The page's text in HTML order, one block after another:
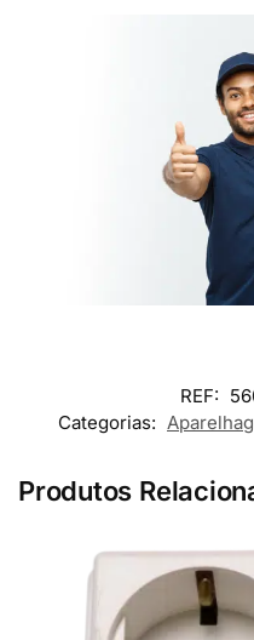
REF:
Categorias:
Produtos